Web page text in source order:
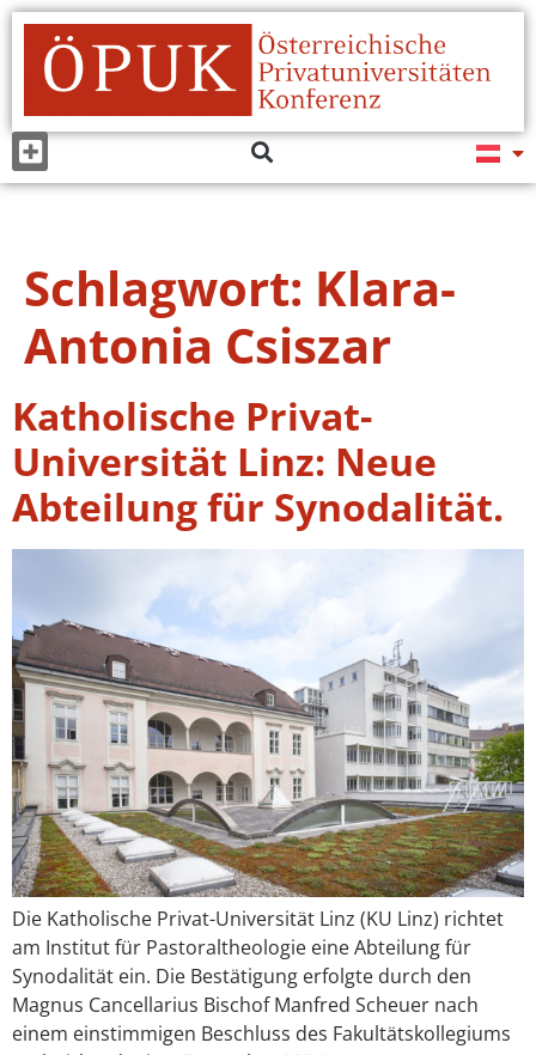
Schlagwort: Klara-
Antonia Csiszar
Katholische Privat-
Universität Linz: Neue
Abteilung für Synodalität.
Die Katholische Privat-Universität Linz (KU Linz) richtet
am Institut für Pastoraltheologie eine Abteilung für
Synodalität ein. Die Bestätigung erfolgte durch den
Magnus Cancellarius Bischof Manfred Scheuer nach
einem einstimmigen Beschluss des Fakultätskollegiums